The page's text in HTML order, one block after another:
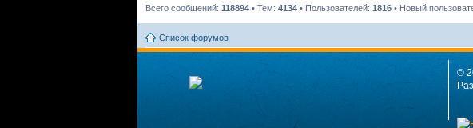
Всего сообщений: 118894 • Тем: 4134 • Пользователей: 1816 • Новый
Список форумов
©